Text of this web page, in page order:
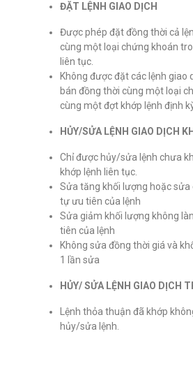
ĐẶT LỆNH GIAO DỊCH
Được phép đặt đồng thời cả
cùng một loại chứng khoán
liên tục.
Không được đặt các lệnh giao
bán đồng thời cùng một loại
cùng một đợt khớp lệnh định
HỦY/SỬA LỆNH GIAO DỊCH
Chỉ được hủy/sửa lệnh chưa
khớp lệnh liên tục.
Sửa tăng khối lượng hoặc
tự ưu tiên của lệnh
Sửa giảm khối lượng không
tiên của lệnh
Không sửa đồng thời giá và
1 lần sửa
HỦY/ SỬA LỆNH GIAO DỊCH
Lệnh thỏa thuận đã khớp
hủy/sửa lệnh.